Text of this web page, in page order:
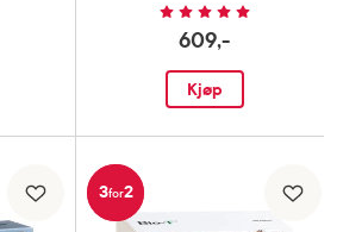
609,-
Kjøp
3for2